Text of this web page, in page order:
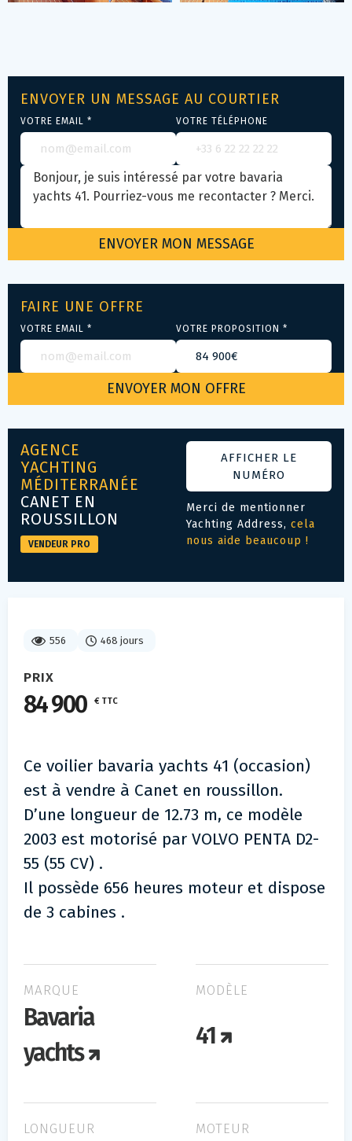
556 468 jours
PRIX
84 900 € TTC
Ce voilier bavaria yachts 41 (occasion)
est à vendre à Canet en roussillon.
D’une longueur de 12.73 m, ce modèle
2003 est motorisé par VOLVO PENTA D2-
55 (55 CV) .
Il possède 656 heures moteur et dispose
de 3 cabines .
MARQUE
Bavaria
yachts
MODÈLE
41
LONGUEUR MOTEUR
ENVOYER UN MESSAGE AU COURTIER
VOTRE EMAIL * VOTRE TÉLÉPHONE
FAIRE UNE OFFRE
VOTRE EMAIL * VOTRE PROPOSITION *
AGENCE
YACHTING
MÉDITERRANÉE
CANET EN
ROUSSILLON
VENDEUR PRO
AFFICHER LE
NUMÉRO
Merci de mentionner
Yachting Address, cela
nous aide beaucoup !